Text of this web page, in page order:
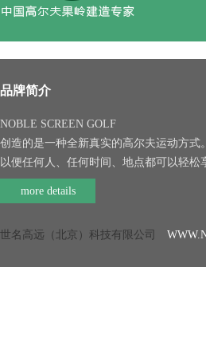
品牌简介
NOBLE SCREEN GOLF
创造的是一种全新真实的高尔夫运动方式。
以便任何人、任何时间、地点都可以轻松
more details
世名高远（北京）科技有限公司